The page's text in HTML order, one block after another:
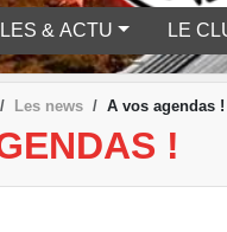
& ACTU LE
Les news A vos agendas !
!